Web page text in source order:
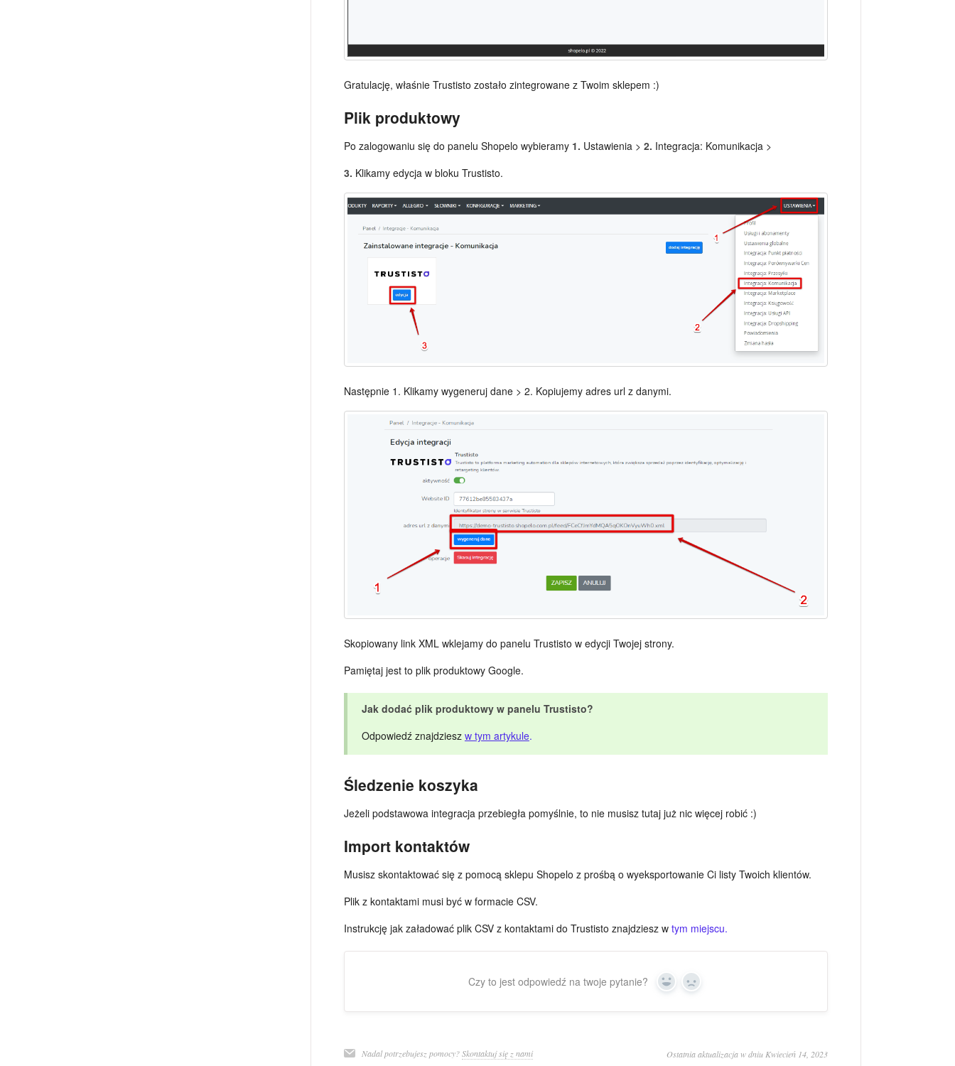
Gratulację, właśnie Trustisto zostało zintegrowane z Twoim sklepem :)
Plik produktowy
Po zalogowaniu się do panelu Shopelo wybieramy 1. Ustawienia > 2. Integracja: Komunikacja >
3. Klikamy edycja w bloku Trustisto.
Następnie 1. Klikamy wygeneruj dane > 2. Kopiujemy adres url z danymi.
Skopiowany link XML wklejamy do panelu Trustisto w edycji Twojej strony.
Pamiętaj jest to plik produktowy Google.
Jak dodać plik produktowy w panelu Trustisto?
Odpowiedź znajdziesz w tym artykule.
Śledzenie koszyka
Jeżeli podstawowa integracja przebiegła pomyślnie, to nie musisz tutaj już nic więcej robić :)
Import kontaktów
Musisz skontaktować się z pomocą sklepu Shopelo z prośbą o wyeksportowanie Ci listy Twoich klientów.
Plik z kontaktami musi być w formacie CSV.
Instrukcję jak załadować plik CSV z kontaktami do Trustisto znajdziesz w tym miejscu.
Czy to jest odpowiedź na twoje pytanie? Yes No
Nadal potrzebujesz pomocy?Skontaktuj się z nami Ostatnia aktualizacja w dniu Kwiecień 14, 2023